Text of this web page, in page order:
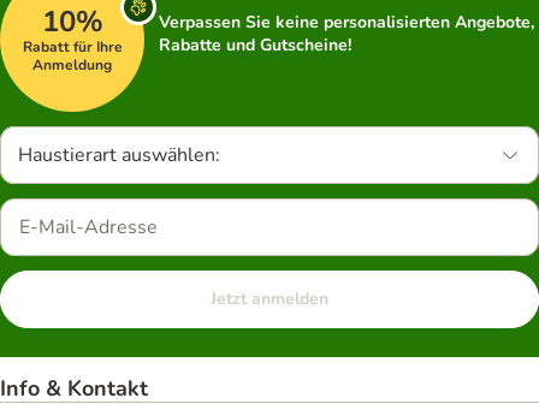
10%
Rabatt für Ihre
Anmeldung
Verpassen Sie keine personalisierten Angebote,
Rabatte und Gutscheine!
Haustierart auswählen:
Jetzt anmelden
Info & Kontakt